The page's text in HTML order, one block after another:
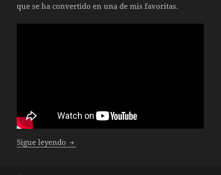
que se ha convertido en una de mis favoritas.
Sigue leyendo Unboxing Indiana Jones y el Gran Círculo